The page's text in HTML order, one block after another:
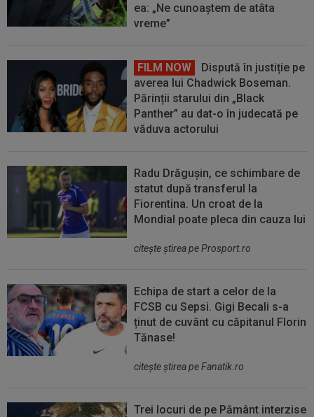
ea: „Ne cunoaștem de atâta
vreme”
FILM NOW
Dispută în justiție pe
averea lui Chadwick Boseman.
Părinții starului din „Black
Panther” au dat-o în judecată pe
văduva actorului
Radu Drăgușin, ce schimbare de
statut după transferul la
Fiorentina. Un croat de la
Mondial poate pleca din cauza lui
citeşte ştirea pe Prosport.ro
Echipa de start a celor de la
FCSB cu Sepsi. Gigi Becali s-a
ținut de cuvânt cu căpitanul Florin
Tănase!
citeşte ştirea pe Fanatik.ro
Trei locuri de pe Pământ interzise